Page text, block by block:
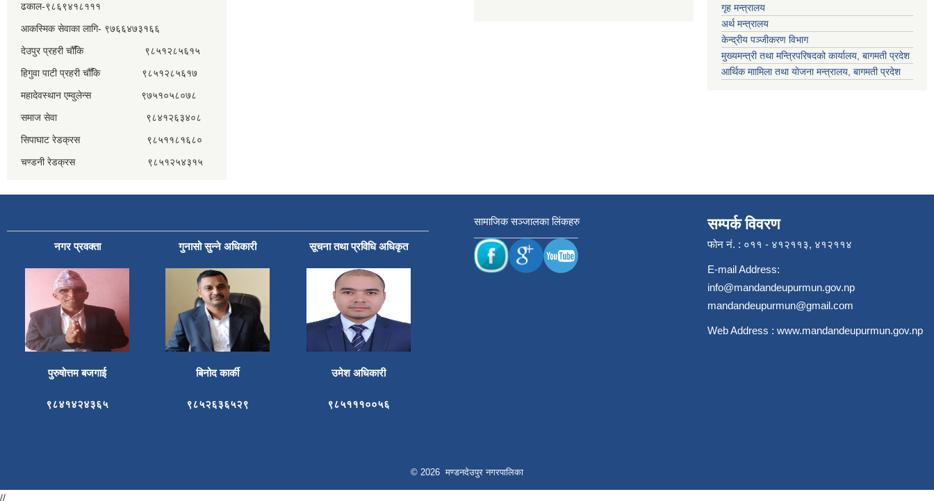
ढकाल-९८६९४१८१११
आकस्मिक सेवाका लागि- ९७६६४७३१६६
देउपुर प्रहरी चौँकि ९८५१२८५६१५
हिगुवा पाटी प्रहरी चौँकि ९८५१२८५६१७
महादेवस्थान एम्वुलेन्स ९७५१०५८०७८
समाज सेवा ९८४१२६३४०८
सिपाघाट रेडक्रस ९८५११८१६८०
चण्डनी रेडक्रस ९८५१२५४३१५
गृह मन्त्रालय
अर्थ मन्त्रालय
केन्द्रीय पञ्जीकरण विभाग
मुख्यमन्त्री तथा मन्त्रिपरिषदको कार्यालय, बागमती प्रदेश
आर्थिक माामिला तथा योजना मन्त्रालय, बागमती प्रदेश
नगर प्रवक्ता गुनासो सुन्ने अधिकारी सूचना तथा प्रविधि अधिकृत
पुरुषोत्तम बजगाई बिनोद कार्की उमेश अधिकारी
९८४१४२४३६५ ९८५२६३६५२९ ९८५१११००५६
सामाजिक सञ्जालका लिंकहरु सम्पर्क विवरण
फोन नं. : ०११ - ४१२११३, ४१२११४
E-mail Address:
info@mandandeupurmun.gov.np
mandandeupurmun@gmail.com
Web Address : www.mandandeupurmun.gov.np
© 2026 मण्डनदेउपुर नगरपालिका
//